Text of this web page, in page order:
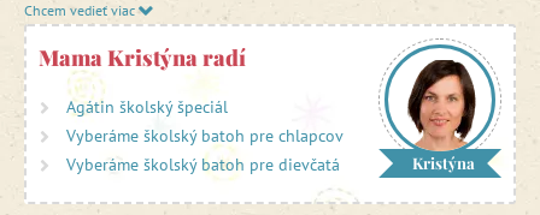
Chcem vedieť viac
Mama Kristýna radí
Agátin školský špeciál
Vyberáme školský batoh pre chlapcov
Vyberáme školský batoh pre dievčatá
Kristýna